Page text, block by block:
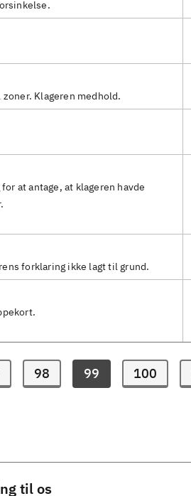
Klageren medhold.
at antage, at klageren havde
forklaring ikke lagt til grund.
98 99 100
til os